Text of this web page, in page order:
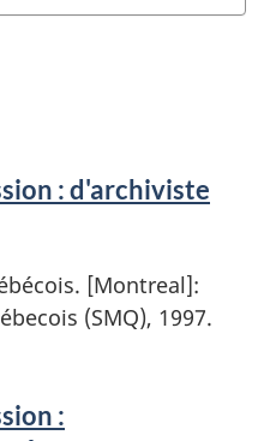
recherche
: d'archiviste
[Montreal]:
(SMQ), 1997.
: